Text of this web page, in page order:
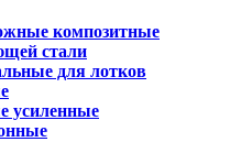
композитные
стали
для лотков
усиленные